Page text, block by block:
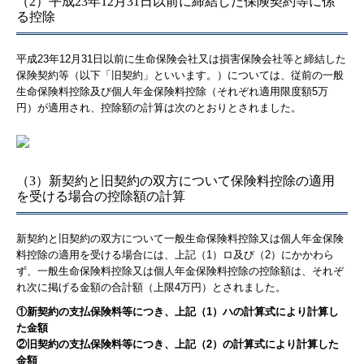
最新税制
FPの窓
相続税ミニコラム
定額減税の実務ポイント特集
メールマガジン
リンク集
セミナーのご案内
2026年開催セミナー
る控除
平成23年12月31日以前に生命保険会社又は損害保険会社等と締結した
保険契約等（以下「旧契約」といいます。）については、従前の一般
生命保険料控除及び個人年金保険料控除（それぞれ適用限度額5万
円）が適用され、控除額の計算は次のとおりとされました。
（3）新契約と旧契約の双方について保険料控除の適用
を受ける場合の控除額の計算
新契約と旧契約の双方について一般生命保険料控除又は個人年金保険
料控除の適用を受ける場合には、上記（1）ロ及び（2）にかかわら
ず、一般生命保険料控除又は個人年金保険料控除の控除額は、それぞ
れ次に掲げる金額の合計額（上限4万円）とされました。
①新契約の支払保険料等につき、上記（1）ハの計算式により計算し
た金額
②旧契約の支払保険料等につき、上記（2）の計算式により計算した
金額